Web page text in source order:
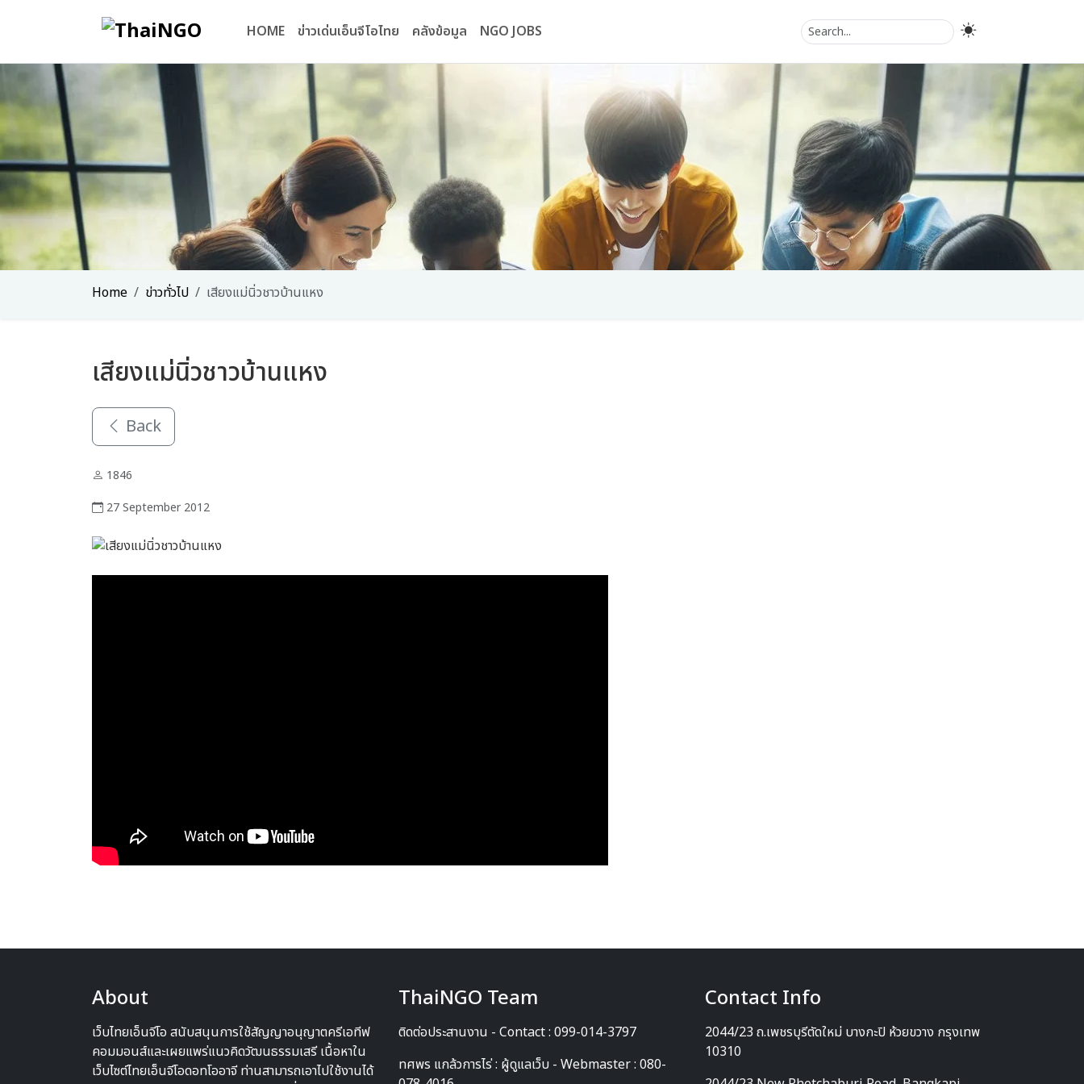
HOME ข่าวเด่นเอ็นจีโอไทย คลังข้อมูล NGO JOBS
Home ข่าวทั่วไป เสียงแม่นิ่วชาวบ้านแหง
เสียงแม่นิ่วชาวบ้านแหง
Back
1846
27 September 2012
About
เว็บไทยเอ็นจีโอ สนับสนุนการใช้สัญญาอนุญาตครีเอทีฟ
คอมมอนส์และเผยแพร่แนวคิดวัฒนธรรมเสรี เนื้อหาใน
เว็บไซต์ไทยเอ็นจีโอดอทโออาจี ท่านสามารถเอาไปใช้งานได้
ThaiNGO Team
ติดต่อประสานงาน - Contact : 099-014-3797
ทศพร แกล้วการไร่ : ผู้ดูแลเว็บ - Webmaster : 080-
Contact Info
2044/23 ถ.เพชรบุรีตัดใหม่ บางกะปิ ห้วยขวาง กรุงเทพ
10310